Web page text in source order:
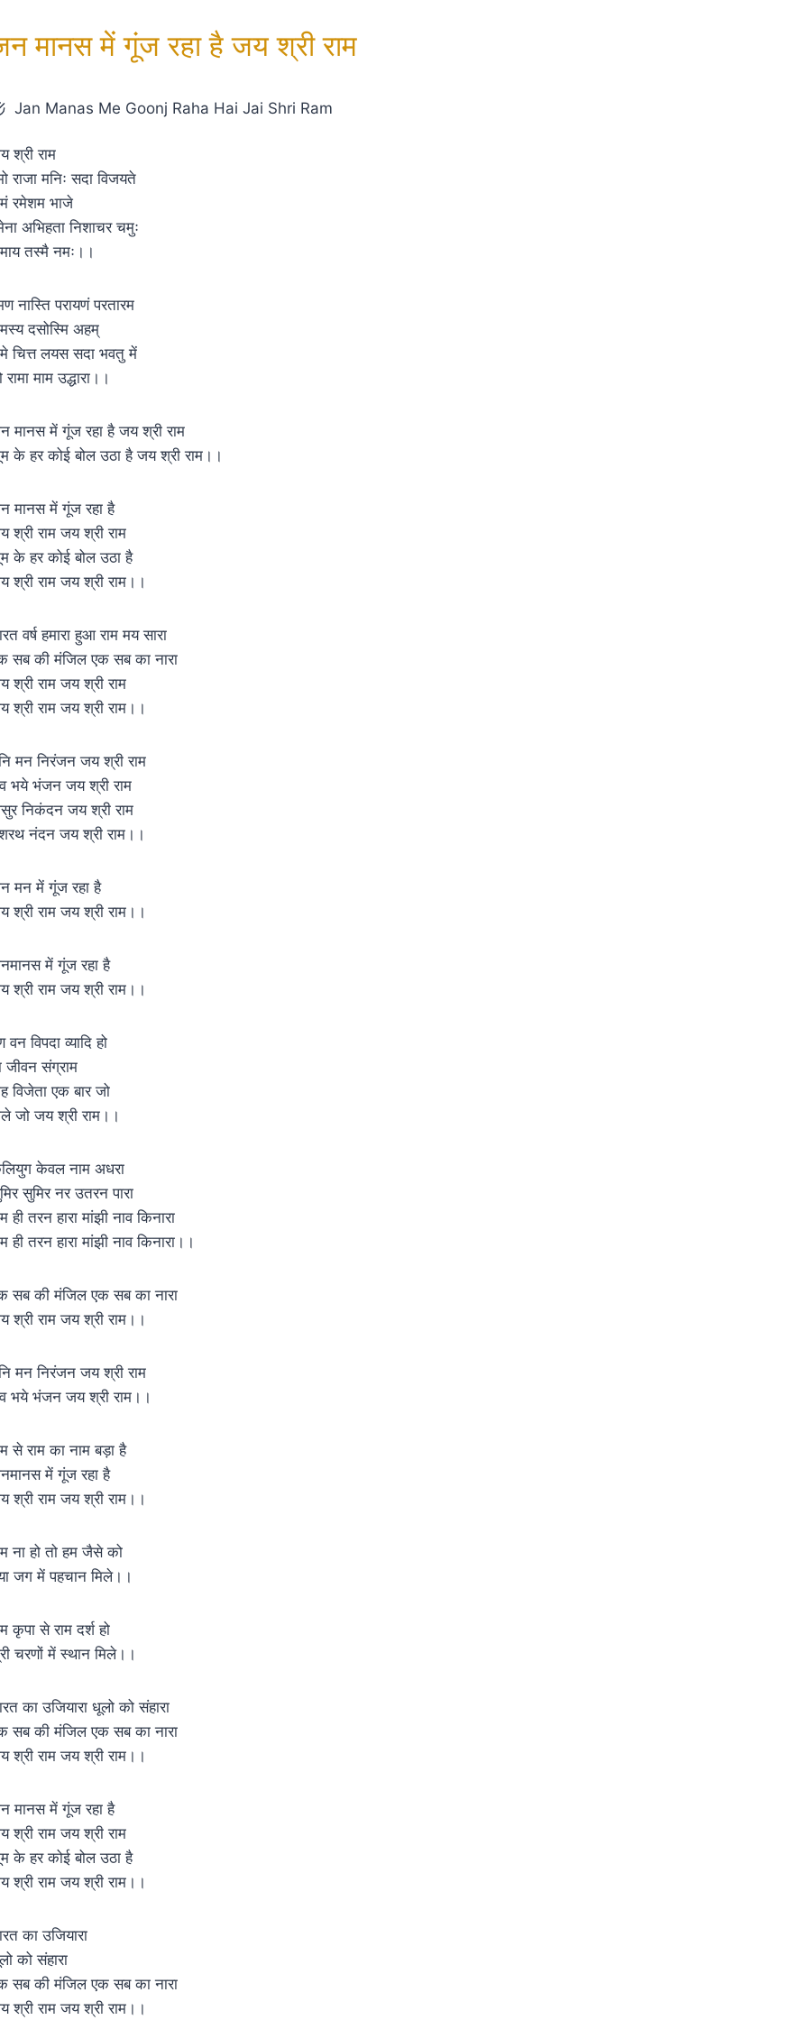
मानस में गूंज रहा है जय श्री राम
Jan Manas Me Goonj Raha Hai Jai Shri Ram
श्री राम
राजा मनिः सदा विजयते
रमेशम भाजे
अभिहता निशाचर चमुः
तस्मै नमः।।
नास्ति परायणं परतारम
दसोस्मि अहम्
चित्त लयस सदा भवतु में
रामा माम उद्धारा।।
मानस में गूंज रहा है जय श्री राम
के हर कोई बोल उठा है जय श्री राम।।
मानस में गूंज रहा है
श्री राम जय श्री राम
के हर कोई बोल उठा है
श्री राम जय श्री राम।।
वर्ष हमारा हुआ राम मय सारा
सब की मंजिल एक सब का नारा
श्री राम जय श्री राम
श्री राम जय श्री राम।।
मन निरंजन जय श्री राम
भये भंजन जय श्री राम
निकंदन जय श्री राम
नंदन जय श्री राम।।
मन में गूंज रहा है
श्री राम जय श्री राम।।
में गूंज रहा है
श्री राम जय श्री राम।।
वन विपदा व्यादि हो
जीवन संग्राम
विजेता एक बार जो
जो जय श्री राम।।
केवल नाम अधरा
सुमिर नर उतरन पारा
ही तरन हारा मांझी नाव किनारा
ही तरन हारा मांझी नाव किनारा।।
सब की मंजिल एक सब का नारा
श्री राम जय श्री राम।।
मन निरंजन जय श्री राम
भये भंजन जय श्री राम।।
से राम का नाम बड़ा है
में गूंज रहा है
श्री राम जय श्री राम।।
ना हो तो हम जैसे को
जग में पहचान मिले।।
कृपा से राम दर्श हो
चरणों में स्थान मिले।।
का उजियारा धूलो को संहारा
सब की मंजिल एक सब का नारा
श्री राम जय श्री राम।।
मानस में गूंज रहा है
श्री राम जय श्री राम
के हर कोई बोल उठा है
श्री राम जय श्री राम।।
का उजियारा
को संहारा
सब की मंजिल एक सब का नारा
श्री राम जय श्री राम।।